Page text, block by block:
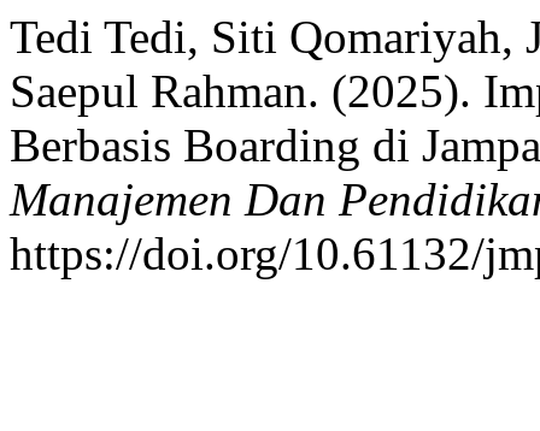
Tedi Tedi, Siti
Saepul Rahman. (2025).
Berbasis Boarding di
Manajemen Dan
https://doi.org/10.61132/